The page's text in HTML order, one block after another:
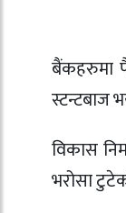
बैंकहरुमा
स्टन्टबाज
विकास
भरोसा